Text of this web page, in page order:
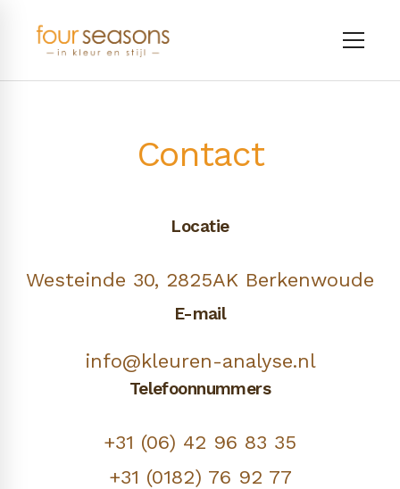
Contact
Locatie
Westeinde 30, 2825AK Berkenwoude
E-mail
info@kleuren-analyse.nl
Telefoonnummers
+31 (06) 42 96 83 35
+31 (0182) 76 92 77